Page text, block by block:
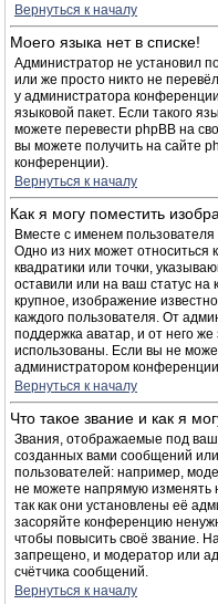
Вернуться к началу
Моего языка нет в списке!
Администратор не установил
или же просто никто не
у администратора
языковой пакет. Если такого
можете перевести phpBB на
вы можете получить на сайте
конференции).
Вернуться к началу
Как я могу поместить
Вместе с именем пользователя
Одно из них может относиться
квадратики или точки,
оставили или на ваш статус
крупное, изображение
каждого пользователя. От
поддержка аватар, и от него же
использованы. Если вы не
администратором
Вернуться к началу
Что такое звание и как я
Звания, отображаемые под
созданных вами сообщений
пользователей: например,
не можете напрямую изменять
так как они установлены её
засоряйте конференцию
чтобы повысить своё звание.
запрещено, и модератор или
счётчика сообщений.
Вернуться к началу